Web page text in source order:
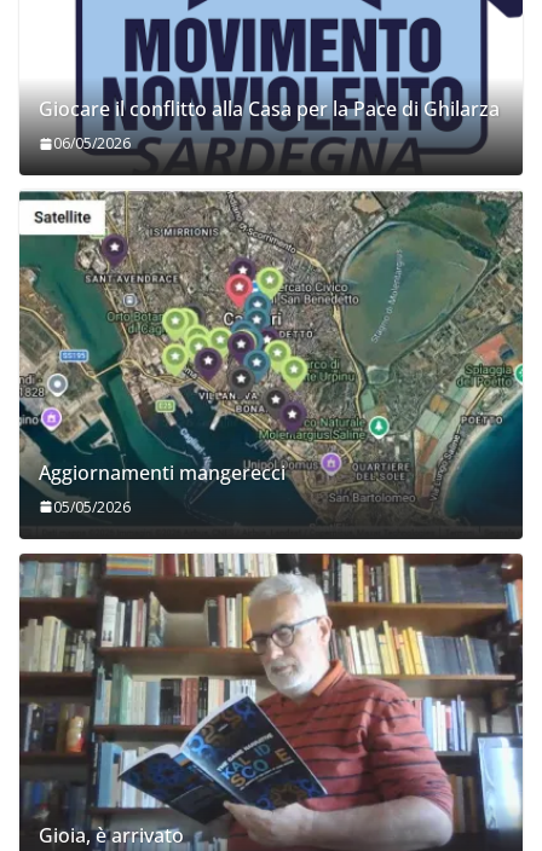
Giocare il conflitto alla Casa per la Pace di Ghilarza
06/05/2026
Aggiornamenti mangerecci
05/05/2026
Gioia, è arrivato